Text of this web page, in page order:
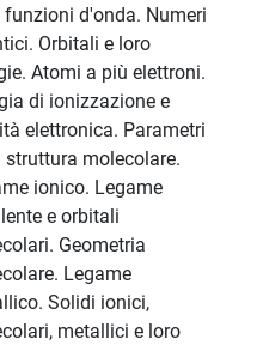
funzioni d'onda. Numeri
Orbitali e loro
Atomi a più elettroni.
di ionizzazione e
elettronica. Parametri
struttura molecolare.
ionico. Legame
e orbitali
Geometria
Legame
Solidi ionici,
metallici e loro